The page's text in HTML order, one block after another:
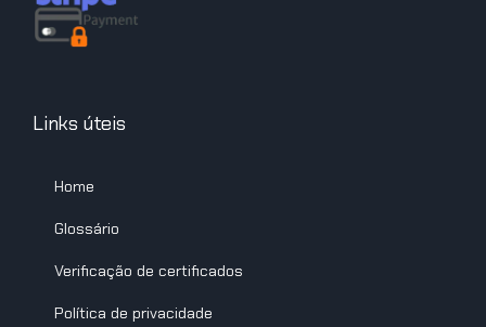
Links úteis
Home
Glossário
Verificação de certificados
Política de privacidade